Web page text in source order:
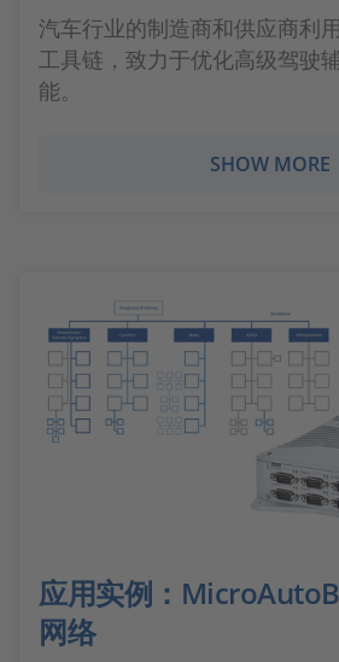
汽车行业的制造商和供应商利
工具链，致力于优化高级驾驶
能。
SHOW MORE
应用实例：
网络